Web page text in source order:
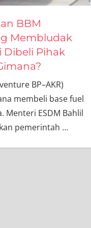
BBM
Membludak
Dibeli Pihak
BP–AKR)
membeli base fuel
Menteri ESDM Bahlil
pemerintah …